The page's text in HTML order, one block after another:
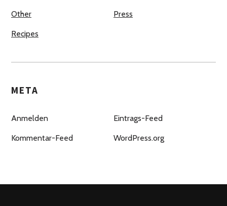
Other Press
Recipes
META
Anmelden Eintrags-Feed
Kommentar-Feed WordPress.org